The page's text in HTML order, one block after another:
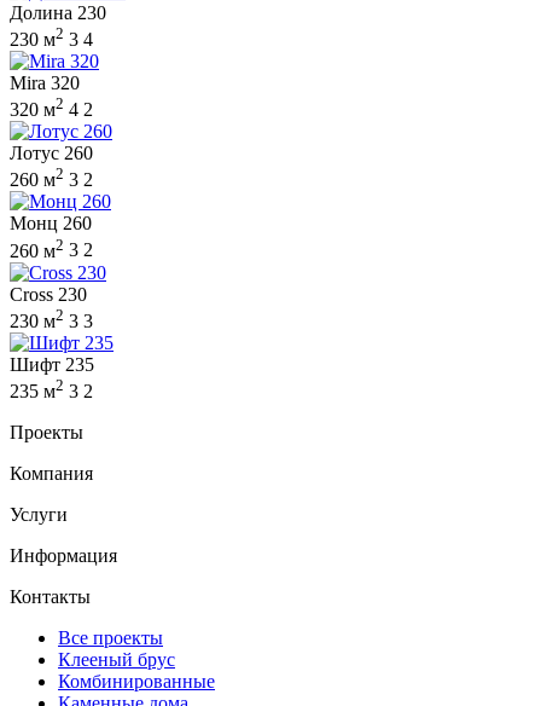
Долина 230
230 м2 3 4
Mira 320
320 м2 4 2
Лотус 260
260 м2 3 2
Монц 260
260 м2 3 2
Cross 230
230 м2 3 3
Шифт 235
235 м2 3 2
Проекты
Компания
Услуги
Информация
Контакты
Все проекты
Клееный брус
Комбинированные